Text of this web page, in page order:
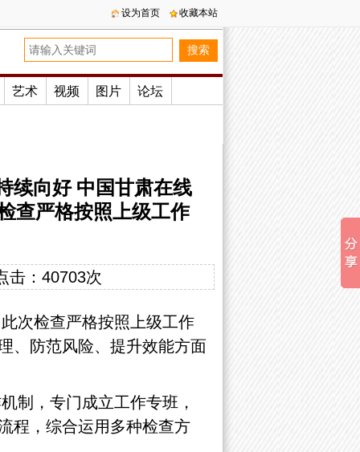
设为首页 收藏本站
艺术 视频 图片 论坛
续向好 中国甘肃在线
查严格按照上级工作
击： 40703次
次检查严格按照上级工作
、防范风险、提升效能方面
制，专门成立工作专班，
程，综合运用多种检查方